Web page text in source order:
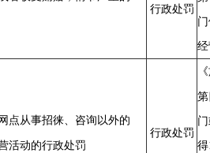
行政处罚
点从事招徕、咨询以外的
活动的行政处罚
行政处罚